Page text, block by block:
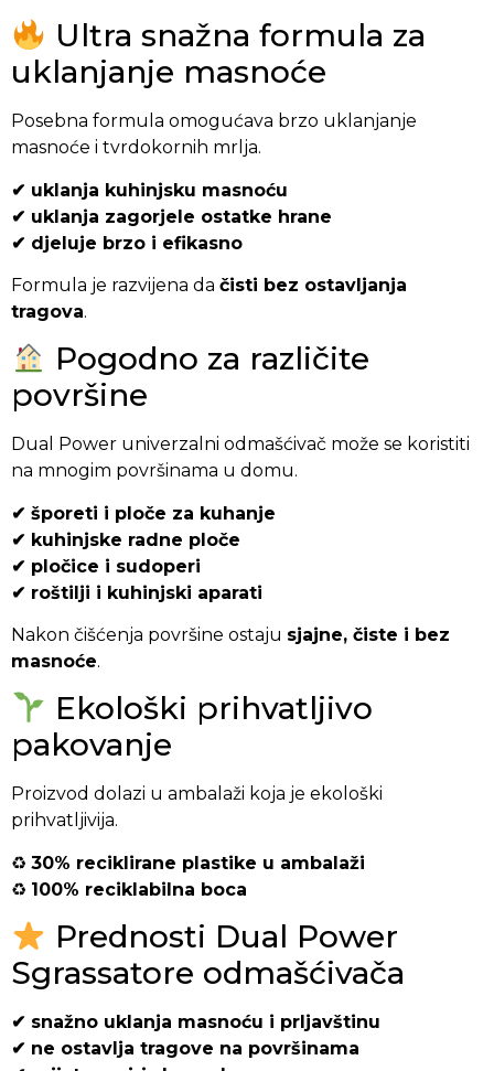
Ultra snažna formula za
uklanjanje masnoće
Posebna formula omogućava brzo uklanjanje
masnoće i tvrdokornih mrlja.
✔ uklanja kuhinjsku masnoću
✔ uklanja zagorjele ostatke hrane
✔ djeluje brzo i efikasno
Formula je razvijena da čisti bez ostavljanja
tragova.
Pogodno za različite
površine
Dual Power univerzalni odmašćivač može se koristiti
na mnogim površinama u domu.
✔ šporeti i ploče za kuhanje
✔ kuhinjske radne ploče
✔ pločice i sudoperi
✔ roštilji i kuhinjski aparati
Nakon čišćenja površine ostaju sjajne, čiste i bez
masnoće.
Ekološki prihvatljivo
pakovanje
Proizvod dolazi u ambalaži koja je ekološki
prihvatljivija.
♻ 30% reciklirane plastike u ambalaži
♻ 100% reciklabilna boca
Prednosti Dual Power
Sgrassatore odmašćivača
✔ snažno uklanja masnoću i prljavštinu
✔ ne ostavlja tragove na površinama